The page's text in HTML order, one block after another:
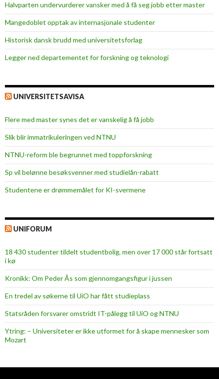
Halvparten undervurderer vansker med å få seg jobb etter master
Mangedoblet opptak av internasjonale studenter
Historisk dansk brudd med universitetsforlag
Legger ned departementet for forskning og teknologi
UNIVERSITETSAVISA
Flere med master synes det er vanskelig å få jobb
Slik blir immatrikuleringen ved NTNU
NTNU-reform ble begrunnet med toppforskning
Sp vil belønne besøksvenner med studielån-rabatt
Studentene er drømmemålet for KI-svermene
UNIFORUM
18 430 studenter tildelt studentbolig, men over 17 000 står fortsatt
i kø
Kronikk: Om Peder Ås som gjennomgangsfigur i jussen
En tredel av søkerne til UiO har fått studieplass
Statsråden forsvarer omstridt IT-pålegg til UiO og NTNU
Ytring: – Universiteter er ikke utformet for å skape mennesker som
Mozart